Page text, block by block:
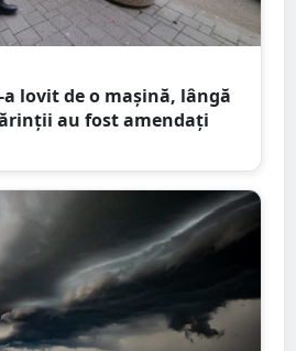
a lovit de o mașină, lângă
au fost amendați